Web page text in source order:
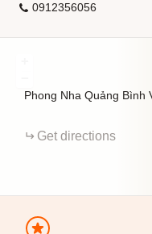
0912356056
Phong Nha Quảng Bình
Get directions